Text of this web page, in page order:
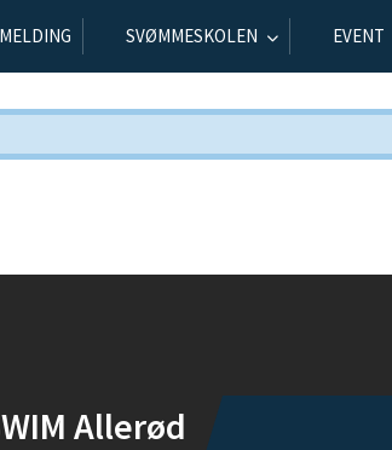
SVØMMESKOLEN EVENT
Allerød